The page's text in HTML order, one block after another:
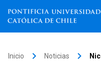
Inicio keyboard_arrow_right Noticias keyboard_arrow_right